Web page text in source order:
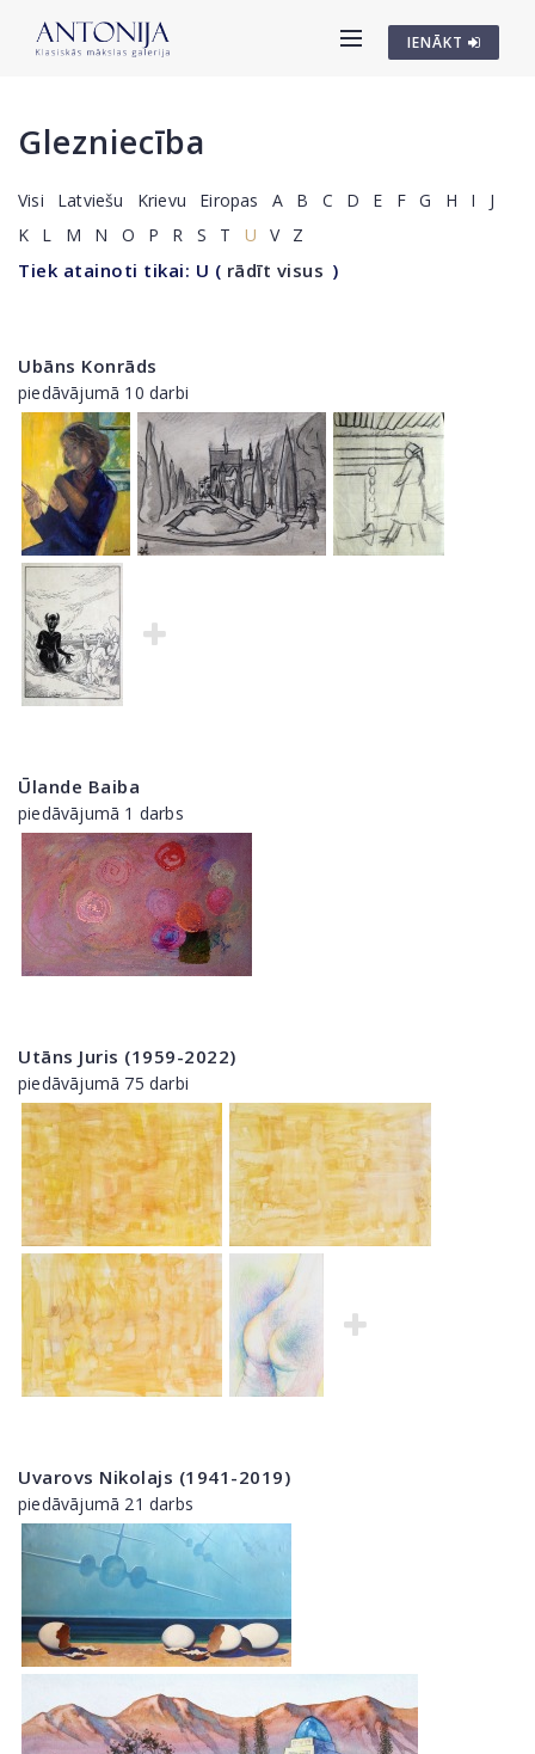
IENĀKT
Glezniecība
Visi Latviešu Krievu Eiropas A B C D E F G H I
J
K
L M N O P R S T U V Z
Tiek atainoti tikai: U ( rādīt visus )
Ubāns Konrāds
piedāvājumā 10 darbi
Ūlande Baiba
piedāvājumā 1 darbs
Utāns Juris (1959-2022)
piedāvājumā 75 darbi
Uvarovs Nikolajs (1941-2019)
piedāvājumā 21 darbs